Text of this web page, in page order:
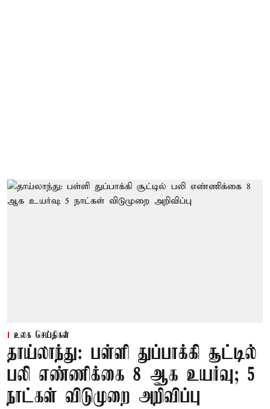
உலக செய்திகள்
தாய்லாந்து: பள்ளி துப்பாக்கி சூட்டில்
பலி எண்ணிக்கை 8 ஆக உயர்வு; 5
நாட்கள் விடுமுறை அறிவிப்பு